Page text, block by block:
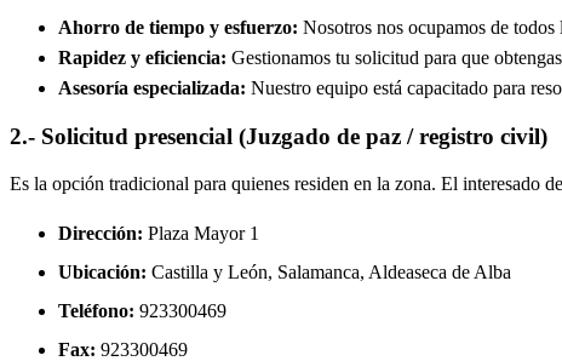
Ahorro de tiempo y esfuerzo: Nosotros nos ocupamos de
Rapidez y eficiencia: Gestionamos tu solicitud para que
Asesoría especializada: Nuestro equipo está capacitado para
2.- Solicitud presencial (Juzgado de paz / registro civil)
Es la opción tradicional para quienes residen en la zona. El interesado
Dirección: Plaza Mayor 1
Ubicación: Castilla y León, Salamanca, Aldeaseca de Alba
Teléfono: 923300469
Fax: 923300469